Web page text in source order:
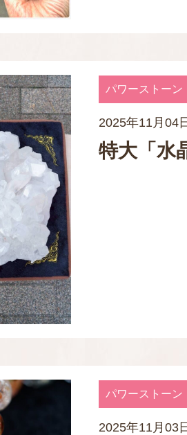
パワーストーン
2025年11月04
特大「水
パワーストーン
2025年11月03